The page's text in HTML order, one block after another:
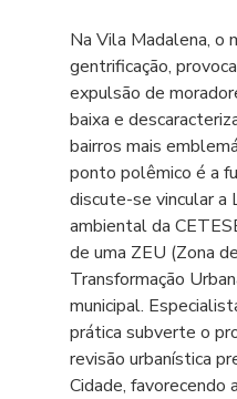
Na Vila Madalena, o
gentrificação,
expulsão de
baixa e
bairros mais
ponto polêmico é a
discute-se vincular a
ambiental da
de uma ZEU (Zona
Transformação
municipal.
prática subverte o
revisão urbanística
Cidade, favorecendo